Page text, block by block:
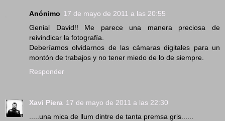
Anónimo 17 de mayo de 2011 a las 20:55
Genial David!! Me parece una manera preciosa de
reivindicar la fotografía.
Deberíamos olvidarnos de las cámaras digitales para un
montón de trabajos y no tener miedo de lo de siempre.
Responder
Xavi Piera 17 de mayo de 2011 a las 22:30
.....una mica de llum dintre de tanta premsa gris......